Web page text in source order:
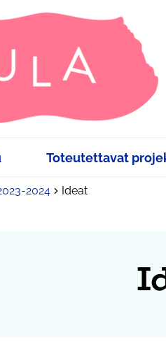
Toteutettavat
2024 Ideat